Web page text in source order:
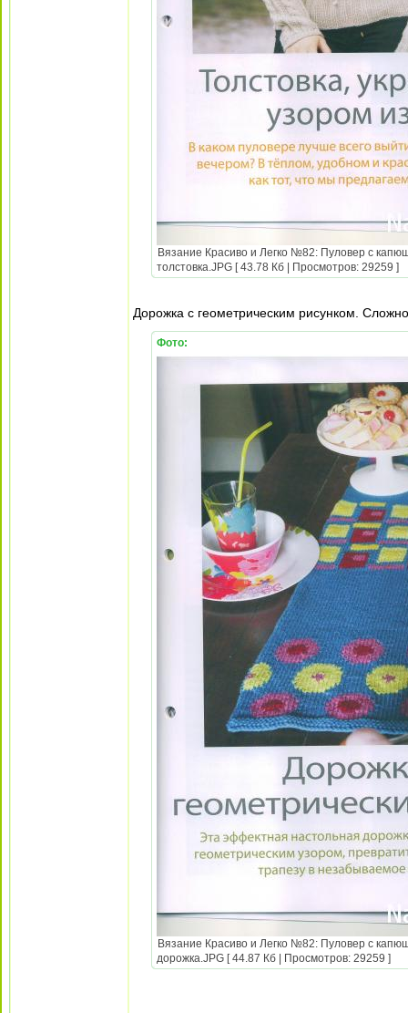
Вязание Красиво и Легко №82: Пуловер с
толстовка.JPG [ 43.78 Кб | Просмотров: 29259 ]
Дорожка с геометрическим рисунком.
Фото:
Вязание Красиво и Легко №82: Пуловер с
дорожка.JPG [ 44.87 Кб | Просмотров: 29259 ]